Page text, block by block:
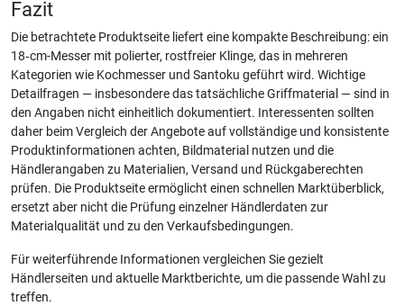
Fazit
Die betrachtete Produktseite liefert eine kompakte Beschreibung: ein
18‑cm-Messer mit polierter, rostfreier Klinge, das in mehreren
Kategorien wie Kochmesser und Santoku geführt wird. Wichtige
Detailfragen — insbesondere das tatsächliche Griffmaterial — sind in
den Angaben nicht einheitlich dokumentiert. Interessenten sollten
daher beim Vergleich der Angebote auf vollständige und konsistente
Produktinformationen achten, Bildmaterial nutzen und die
Händlerangaben zu Materialien, Versand und Rückgaberechten
prüfen. Die Produktseite ermöglicht einen schnellen Marktüberblick,
ersetzt aber nicht die Prüfung einzelner Händlerdaten zur
Materialqualität und zu den Verkaufsbedingungen.
Für weiterführende Informationen vergleichen Sie gezielt
Händlerseiten und aktuelle Marktberichte, um die passende Wahl zu
treffen.